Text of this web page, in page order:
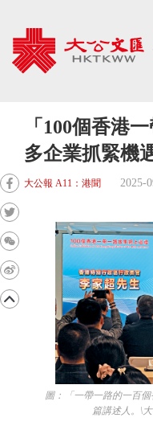
「100個香港
多企業抓緊機
大公報 A11：港聞 2025-
圖：「一帶一路的一百個
篇講述人。\